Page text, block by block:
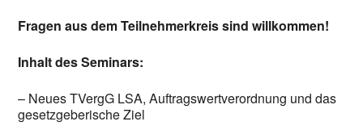
Fragen aus dem Teilnehmerkreis sind willkommen!
Inhalt des Seminars:
– Neues TVergG LSA, Auftragswertverordnung und das
gesetzgeberische Ziel